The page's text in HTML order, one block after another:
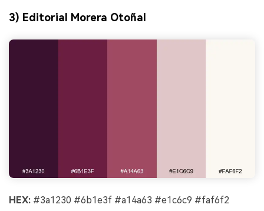
3) Editorial Morera Otoñal
HEX: #3a1230 #6b1e3f #a14a63 #e1c6c9 #faf6f2